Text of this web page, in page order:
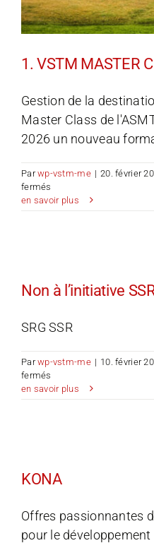
1. VSTM MASTER
Gestion de la
Master Class de
2026 un nouveau
Parwp-vstm-me | 20. février
fermés
1.
VSTM
en savoir plus
Non à l’initiative
SRG SSR
Parwp-vstm-me | 10. février
fermés
Non
à
en savoir plus
KONA
Offres passionnantes
pour le